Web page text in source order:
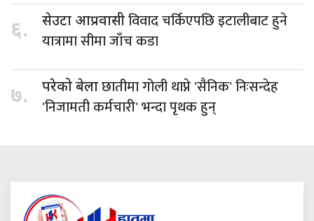
६. सेउटा आप्रवासीविवाद चर्किएपछि इटालीबाट हुने
यात्रामा सीमा जाँच कडा
७. परेको बेलाछातीमा गोली थाप्ने 'सैनिक' निःसन्देह
'निजामती कर्मचारी' भन्दा पृथक हुन्